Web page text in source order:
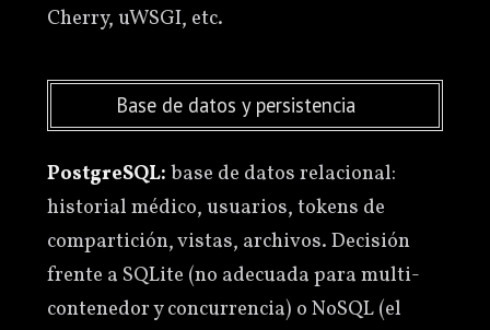
Cherry, uWSGI, etc.
Base de datos y persistencia
PostgreSQL:base de datos relacional:
historial médico, usuarios, tokens de
compartición, vistas, archivos. Decisión
frente a SQLite (no adecuada para multi-
contenedor y concurrencia) o NoSQL (el